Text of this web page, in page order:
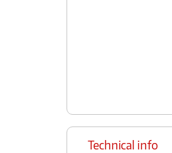
Technical info